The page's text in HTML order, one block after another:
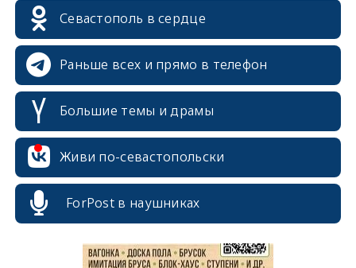
Севастополь в сердце
Раньше всех и прямо в телефон
Большие темы и драмы
Живи по-севастопольски
ForPost в наушниках
erid: 2SDnjcrDNw6
erid: 2SDnjdPjgYS